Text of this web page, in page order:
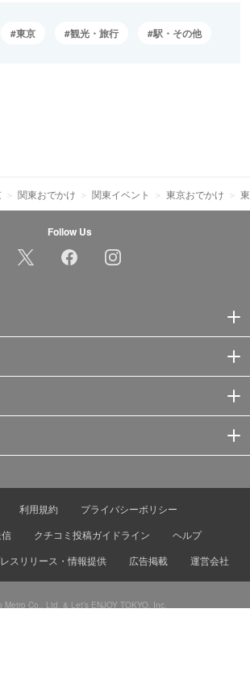
東京 観光・旅行 駅・その他
関東おでかけ 関東イベント 東京おでかけ
Follow Us
利用規約
プライバシーポリシー
クチコミ投稿ガイドライン
ヘルプ
スリリース・情報提供 広告掲載 運営会社
Metro Co., Ltd. & Let’s ENJOY TOKYO, Inc.